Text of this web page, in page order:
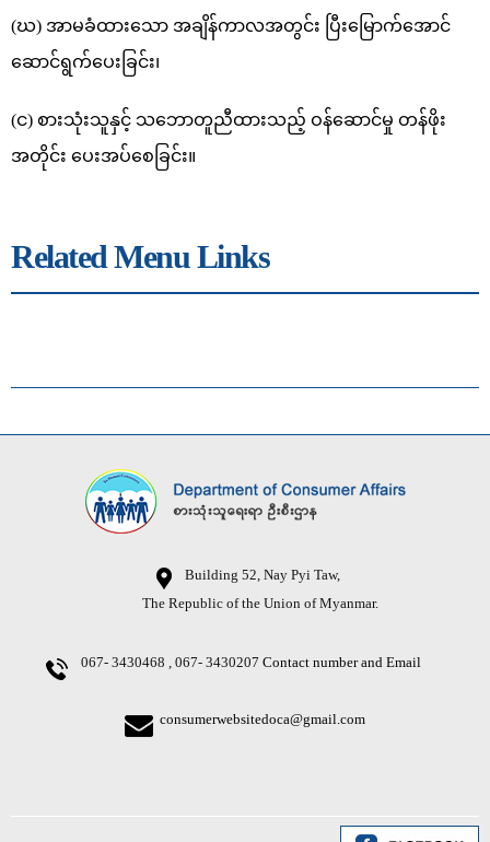
(ဃ) အာမခံထားသော အချိန်ကာလအတွင်း ပြီးမြောက်အောင်
ဆောင်ရွက်ပေးခြင်း၊
(င) စားသုံးသူနှင့် သဘောတူညီထားသည့် ဝန်ဆောင်မှု တန်ဖိုး
အတိုင်း ပေးအပ်စေခြင်း။
Related Menu Links
Building 52, Nay Pyi Taw,
The Republic of the Union of Myanmar.
067- 3430468 , 067- 3430207 Contact number and Email
consumerwebsitedoca@gmail.com